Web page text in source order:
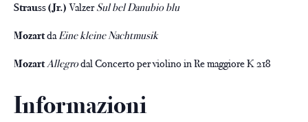
Strauss (Jr.) ValzerSul bel Danubio blu
MozartdaEine kleine Nachtmusik
MozartAllegrodal Concerto per violino in Re maggiore K 218
Informazioni